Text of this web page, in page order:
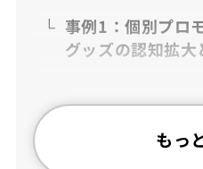
事例1：個別プロ
グッズの認知拡
もっ